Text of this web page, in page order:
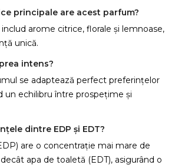
principale are acest parfum?
arome citrice, florale și lemnoase,
unică.
intens?
se adaptează perfect preferințelor
un echilibru între prospețime și
dintre EDP și EDT?
are o concentrație mai mare de
apa de toaletă (EDT), asigurând o